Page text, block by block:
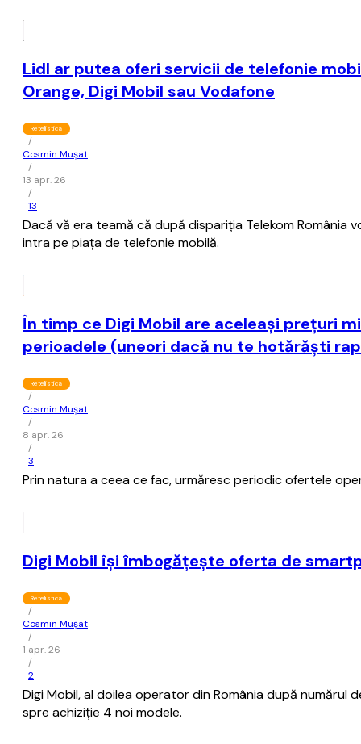
Lidl ar putea oferi servicii de telefonie
Orange, Digi Mobil sau Vodafone
Retelistica
/
Cosmin Mușat
/
13 apr. 26
/
13
Dacă vă era teamă că după dispariţia Telekom
intra pe piaţa de telefonie mobilă.
În timp ce Digi Mobil are aceleaşi preţuri
perioadele (uneori dacă nu te hotărăşti
Retelistica
/
Cosmin Mușat
/
8 apr. 26
/
3
Prin natura a ceea ce fac, urmăresc periodic ofertele
Digi Mobil îşi îmbogăţeşte oferta de
Retelistica
/
Cosmin Mușat
/
1 apr. 26
/
2
Digi Mobil, al doilea operator din România după
spre achiziţie 4 noi modele.